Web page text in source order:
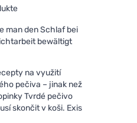
man den Schlaf bei
bewältigt
na využití
pečiva – jinak než
Tvrdé pečivo
skončit v koši. Exis